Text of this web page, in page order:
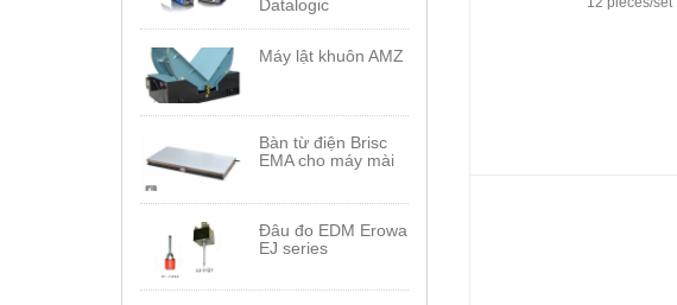
Datalogic
Máy lật khuôn AMZ
Bàn từ điện Brisc
EMA cho máy mài
Đâu đo EDM Erowa
EJ series